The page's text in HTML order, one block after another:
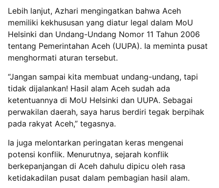
Lebih lanjut, Azhari mengingatkan bahwa Aceh
memiliki kekhususan yang diatur legal dalam MoU
Helsinki dan Undang-Undang Nomor 11 Tahun 2006
tentang Pemerintahan Aceh (UUPA). Ia meminta pusat
menghormati aturan tersebut.
“Jangan sampai kita membuat undang-undang, tapi
tidak dijalankan! Hasil alam Aceh sudah ada
ketentuannya di MoU Helsinki dan UUPA. Sebagai
perwakilan daerah, saya harus berdiri tegak berpihak
pada rakyat Aceh,” tegasnya.
Ia juga melontarkan peringatan keras mengenai
potensi konflik. Menurutnya, sejarah konflik
berkepanjangan di Aceh dahulu dipicu oleh rasa
ketidakadilan pusat dalam pembagian hasil alam.